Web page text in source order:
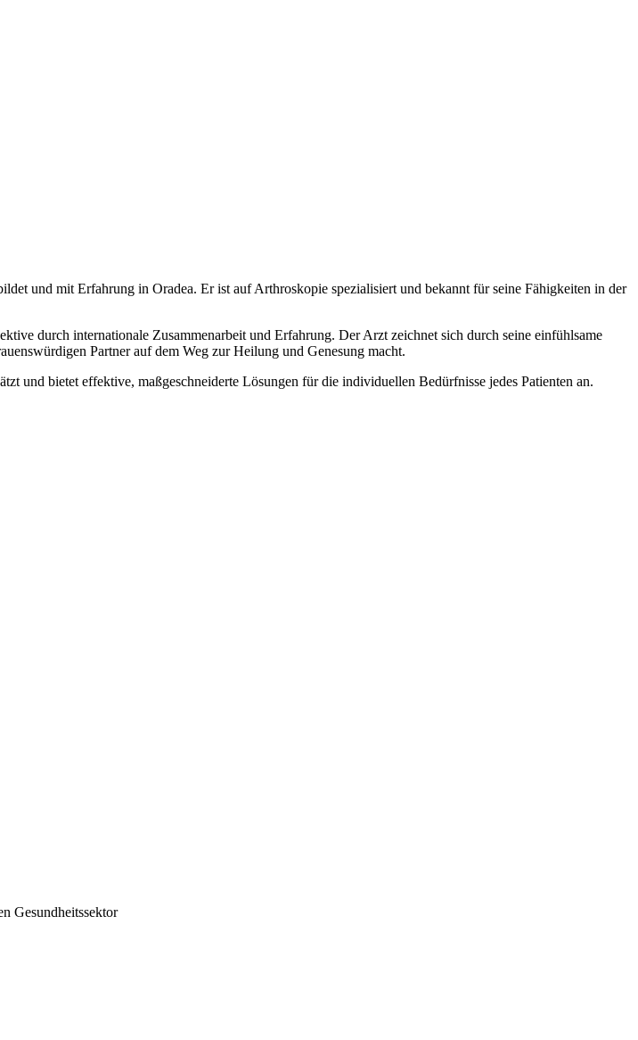
und mit Erfahrung in Oradea. Er ist auf Arthroskopie spezialisiert und bekannt für seine Fähigkeiten in der
durch internationale Zusammenarbeit und Erfahrung. Der Arzt zeichnet sich durch seine einfühlsame
Partner auf dem Weg zur Heilung und Genesung macht.
und bietet effektive, maßgeschneiderte Lösungen für die individuellen Bedürfnisse jedes Patienten an.
Gesundheitssektor